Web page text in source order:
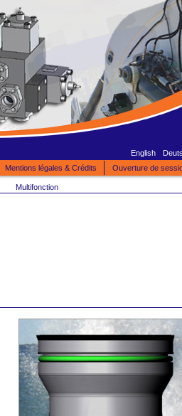
English
Ouverture de
Mentions légales & Crédits
Multifonction